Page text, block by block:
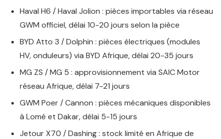
Haval H6 / Haval Jolion : pièces importables via réseau
GWM officiel, délai 10-20 jours selon la pièce
BYD Atto 3 / Dolphin : pièces électriques (modules
HV, onduleurs) via BYD Afrique, délai 20-35 jours
MG ZS / MG 5 : approvisionnement via SAIC Motor
réseau Afrique, délai 7-21 jours
GWM Poer / Cannon : pièces mécaniques disponibles
à Lomé et Dakar, délai 5-15 jours
Jetour X70 / Dashing : stock limité en Afrique de